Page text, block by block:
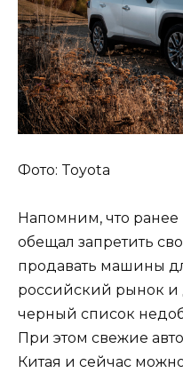
Фото: Toyota
Напомним, что
обещал запретить
продавать машины
российский рынок и
черный список
При этом свежие
Китая и сейчас